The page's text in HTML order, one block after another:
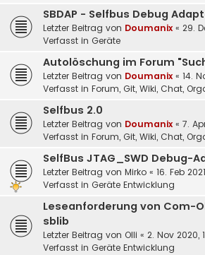
SBDAP - Selfbus Debug
Letzter Beitrag von Doumanix « 29.
Verfasst in Geräte
Autolöschung im Forum
Letzter Beitrag von Doumanix « 14.
Verfasst in Forum, Git, Wiki, Chat,
Selfbus 2.0
Letzter Beitrag von Doumanix « 7.
Verfasst in Forum, Git, Wiki, Chat,
SelfBus JTAG_SWD Debug-
Letzter Beitrag von Mirko « 16. Feb
Verfasst in Geräte Entwicklung
Leseanforderung von Com-
sblib
Letzter Beitrag von Olli « 2. Nov 2020,
Verfasst in Geräte Entwicklung